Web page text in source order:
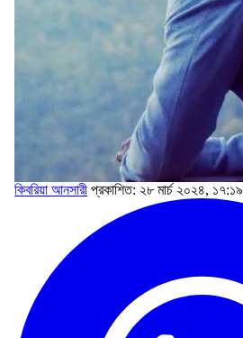
কিবরিয়া আনসারী প্রকাশিত: ২৮ মার্চ ২০২৪, ১৭:১৯